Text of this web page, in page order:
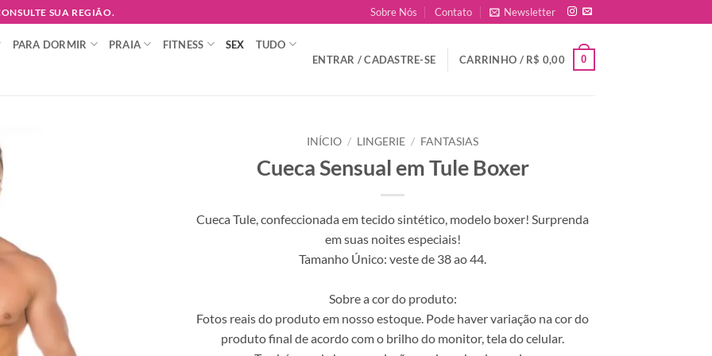
SUA REGIÃO. Sobre Nós Contato Newsletter
PARA DORMIR PRAIA FITNESS SEX
TUDO
ENTRAR / CADASTRE-SE
CARRINHO / R$ 0,00 0
INÍCIO / LINGERIE / FANTASIAS
Cueca Sensual em Tule Boxer
Cueca Tule, confeccionada em tecido sintético, modelo boxer! Surprenda
em suas noites especiais!
Tamanho Único: veste de 38 ao 44.
Sobre a cor do produto:
Fotos reais do produto em nosso estoque. Pode haver variação na cor do
produto final de acordo com o brilho do monitor, tela do celular.